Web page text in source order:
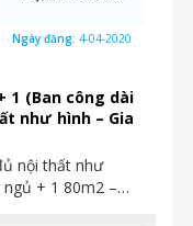
1 (Ban công dài
như hình – Gia
nội thất như
ngủ + 1 80m2 –…
Ngày đăng: 4-04-2020